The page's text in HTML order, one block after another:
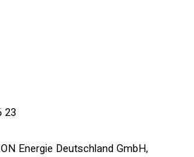
23
Energie Deutschland GmbH,